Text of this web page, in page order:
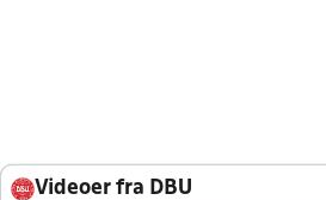
Videoer fra DBU